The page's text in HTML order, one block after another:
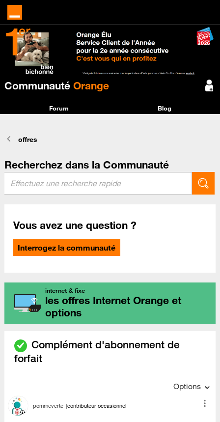
Communauté Orange
Forum Blog
offres
Recherchez dans la Communauté
Vous avez une question ?
Interrogez la communauté
internet & fixe
les offres Internet Orange et
options
Complément d'abonnement de
forfait
Options
pommeverte contributeur occasionnel